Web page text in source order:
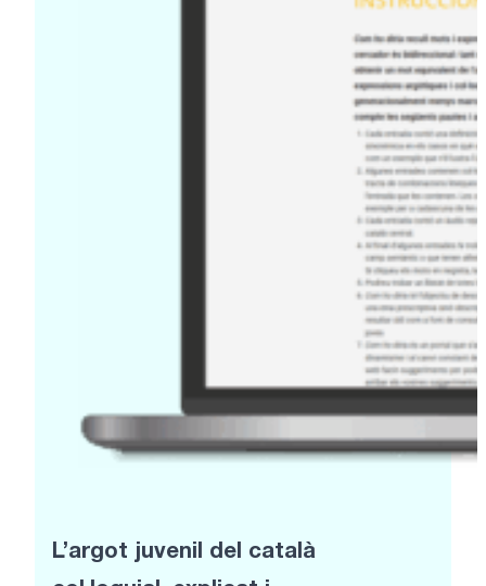
L’argot juvenil del català